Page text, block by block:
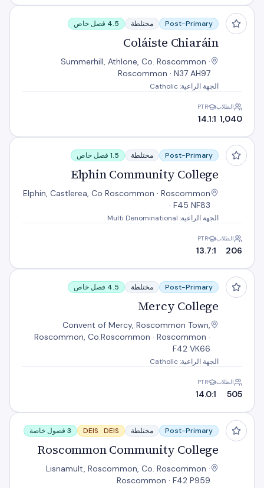
Coláiste Chiaráin
Post-Primary مختلطة 4.5 فصل خاص
Coláiste Chiaráin
Summerhill, Athlone, Co. Roscommon ·
Roscommon · N37 AH97
الجهة الراعية: Catholic
الطلاب
1,040
PTR
14.1:1
Elphin Community College
Post-Primary مختلطة 1.5 فصل خاص
Elphin Community College
Elphin, Castlerea, Co Roscommon · Roscommon
· F45 NF83
الجهة الراعية: Multi Denominational
الطلاب
206
PTR
13.7:1
Mercy College
Post-Primary مختلطة 4.5 فصل خاص
Mercy College
Convent of Mercy, Roscommon Town,
Roscommon, Co.Roscommon · Roscommon ·
F42 VK66
الجهة الراعية: Catholic
الطلاب
505
PTR
14.0:1
Roscommon Community College
Post-Primary مختلطة DEIS · DEIS 3 فصول خاصة
Roscommon Community College
Lisnamult, Roscommon, Co. Roscommon ·
Roscommon · F42 P959